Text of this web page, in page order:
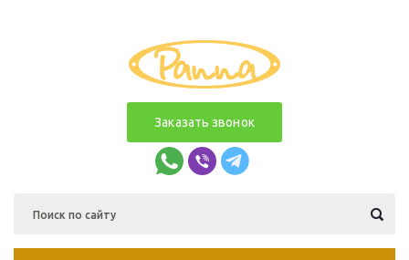
Заказать звонок